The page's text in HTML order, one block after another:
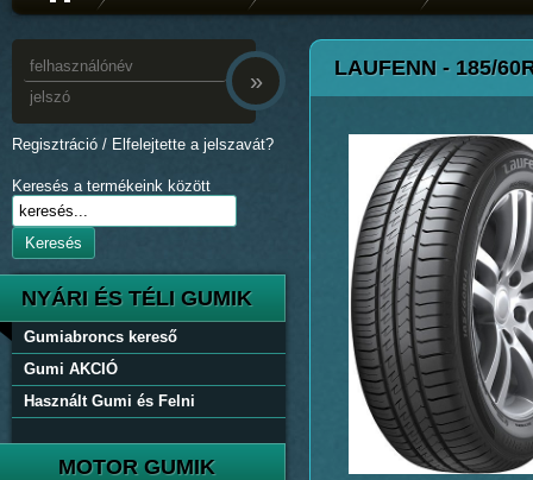
»
Regisztráció / Elfelejtette a jelszavát?
Keresés a termékeink között
Keresés
NYÁRI ÉS TÉLI GUMIK
Gumiabroncs kereső
Gumi AKCIÓ
Használt Gumi és Felni
MOTOR GUMIK
LAUFENN - 185/